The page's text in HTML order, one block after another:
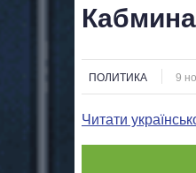
Кабмина
ПОЛИТИКА 9
Читати